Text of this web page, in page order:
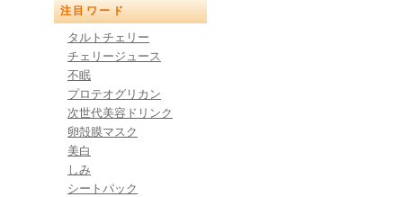
注目ワード
タルトチェリー
チェリージュース
不眠
プロテオグリカン
次世代美容ドリンク
卵殻膜マスク
美白
しみ
シートパック